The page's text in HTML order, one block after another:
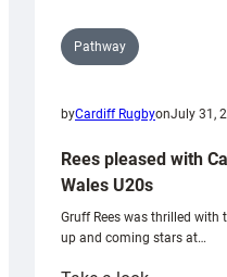
Pathway
byCardiff RugbyonJuly 31,
Rees pleased with
Wales U20s
Gruff Rees was thrilled with
up and coming stars at…